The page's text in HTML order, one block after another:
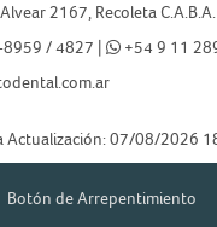
2167, Recoleta C.A.B.A.
/ 4827 |
+54 9 11
Actualización: 07/08/2026
Botón de Arrepentimiento